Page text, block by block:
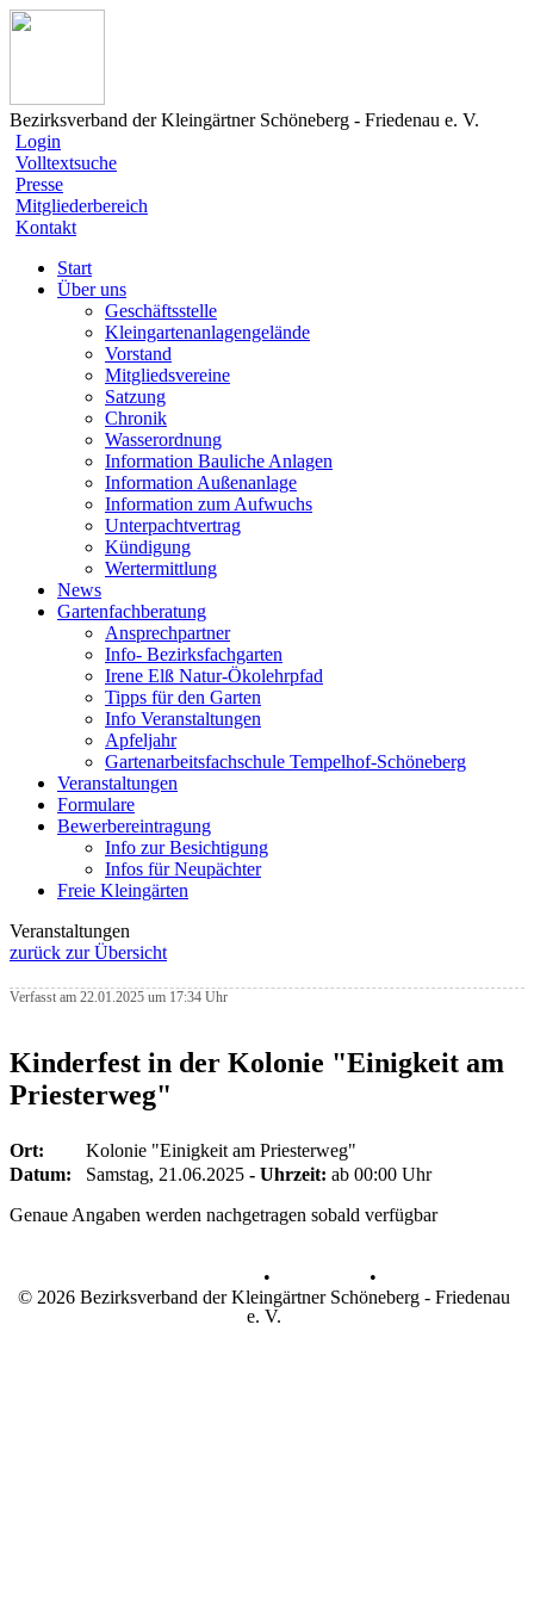
Bezirksverband der Kleingärtner Schöneberg - Friedenau e. V.
Login
Volltextsuche
Presse
Mitgliederbereich
Kontakt
Start
Über uns
Geschäftsstelle
Kleingartenanlagengelände
Vorstand
Mitgliedsvereine
Satzung
Chronik
Wasserordnung
Information Bauliche Anlagen
Information Außenanlage
Information zum Aufwuchs
Unterpachtvertrag
Kündigung
Wertermittlung
News
Gartenfachberatung
Ansprechpartner
Info- Bezirksfachgarten
Irene Elß Natur-Ökolehrpfad
Tipps für den Garten
Info Veranstaltungen
Apfeljahr
Gartenarbeitsfachschule Tempelhof-Schöneberg
Veranstaltungen
Formulare
Bewerbereintragung
Info zur Besichtigung
Infos für Neupächter
Freie Kleingärten
Veranstaltungen
zurück zur Übersicht
Verfasst am 22.01.2025 um 17:34 Uhr
Kinderfest in der Kolonie "Einigkeit am
Priesterweg"
Ort:
Kolonie "Einigkeit am Priesterweg"
Datum:
Samstag, 21.06.2025 - Uhrzeit: ab 00:00 Uhr
Genaue Angaben werden nachgetragen sobald verfügbar
•
•
© 2026 Bezirksverband der Kleingärtner Schöneberg - Friedenau
e. V.